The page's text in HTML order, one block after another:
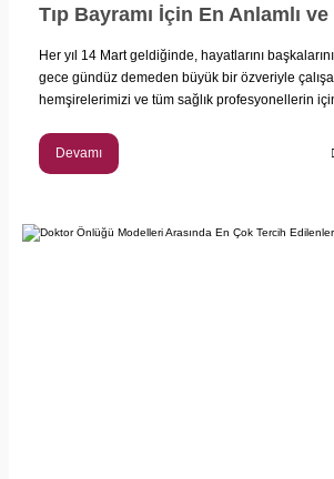
Her yıl 14 Mart geldiğinde, hayatlarını
gece gündüz demeden büyük bir özveriyle
hemşirelerimizi ve tüm sağlık profesyonellerin
Devamı